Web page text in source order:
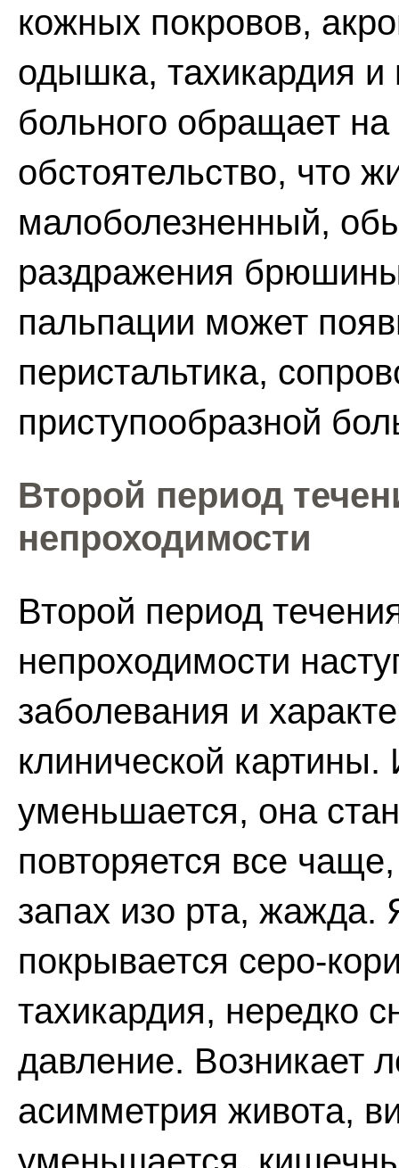
кожных покровов,
одышка, тахикардия и
больного обращает
обстоятельство, что
малоболезненный,
раздражения
пальпации может
перистальтика,
приступообразной
Второй период
непроходимости
Второй период
непроходимости
заболевания и
клинической картины.
уменьшается, она
повторяется все
запах изо рта, жажда.
покрывается серо-
тахикардия, нередко
давление. Возникает
асимметрия живота,